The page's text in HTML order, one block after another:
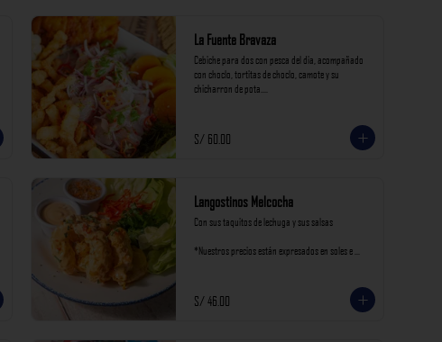
La Fuente Bravaza
Cebiche para dos con pesca del dia, acompañado
con choclo, tortitas de choclo, camote y su
chicharron de pota.
incluyen impuestos de ley y recargo al consumo.
S/ 60.00
Langostinos Melcocha
Con sus taquitos de lechuga y sus salsas
*Nuestros precios están expresados en soles e
S/ 46.00